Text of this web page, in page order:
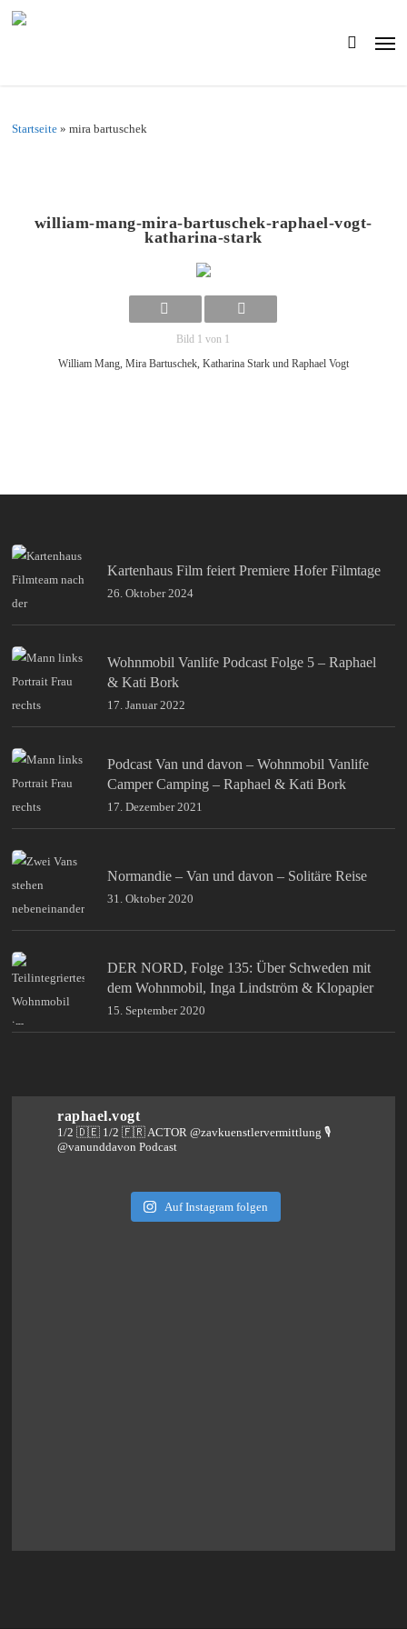
search
Startseite »mira bartuschek
william-mang-mira-bartuschek-raphael-vogt-
katharina-stark
Bild 1 von 1
William Mang, Mira Bartuschek, Katharina Stark und Raphael Vogt
Kartenhaus Film feiert Premiere Hofer Filmtage
26. Oktober 2024
Wohnmobil Vanlife Podcast Folge 5 – Raphael
& Kati Bork
17. Januar 2022
Podcast Van und davon – Wohnmobil Vanlife
Camper Camping – Raphael & Kati Bork
17. Dezember 2021
Normandie – Van und davon – Solitäre Reise
31. Oktober 2020
DER NORD, Folge 135: Über Schweden mit
dem Wohnmobil, Inga Lindström & Klopapier
15. September 2020
raphael.vogt
1/2 🇩🇪 1/2 🇫🇷 ACTOR @zavkuenstlervermittlung🎙️
@vanunddavon Podcast
Auf Instagram folgen